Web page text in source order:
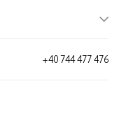
+40 744 477 476